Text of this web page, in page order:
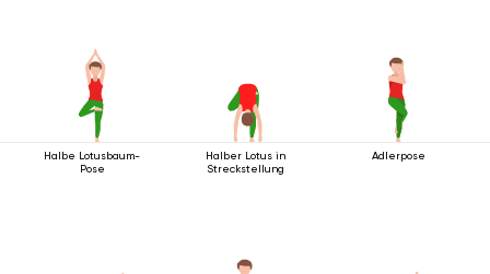
Halbe Lotusbaum-
Pose
Halber Lotus in
Streckstellung
Adlerpose